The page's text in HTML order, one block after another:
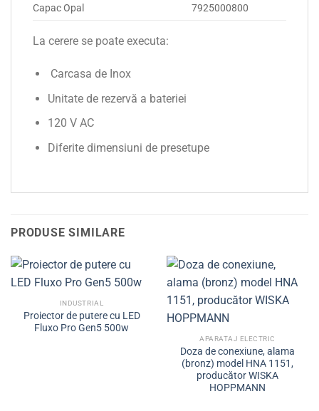
Capac Opal
7925000800
La cerere se poate executa:
Carcasa de Inox
Unitate de rezervă a bateriei
120 V AC
Diferite dimensiuni de presetupe
PRODUSE SIMILARE
INDUSTRIAL
Proiector de putere cu LED
Fluxo Pro Gen5 500w
APARATAJ ELECTRIC
Doza de conexiune, alama
(bronz) model HNA 1151,
producător WISKA
HOPPMANN